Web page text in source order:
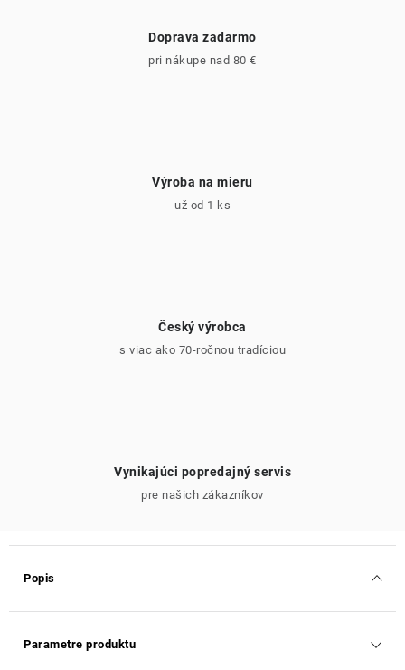
Doprava zadarmo
pri nákupe nad 80 €
Výroba na mieru
už od 1 ks
Český výrobca
s viac ako 70-ročnou tradíciou
Vynikajúci popredajný servis
pre našich zákazníkov
Popis
Parametre produktu